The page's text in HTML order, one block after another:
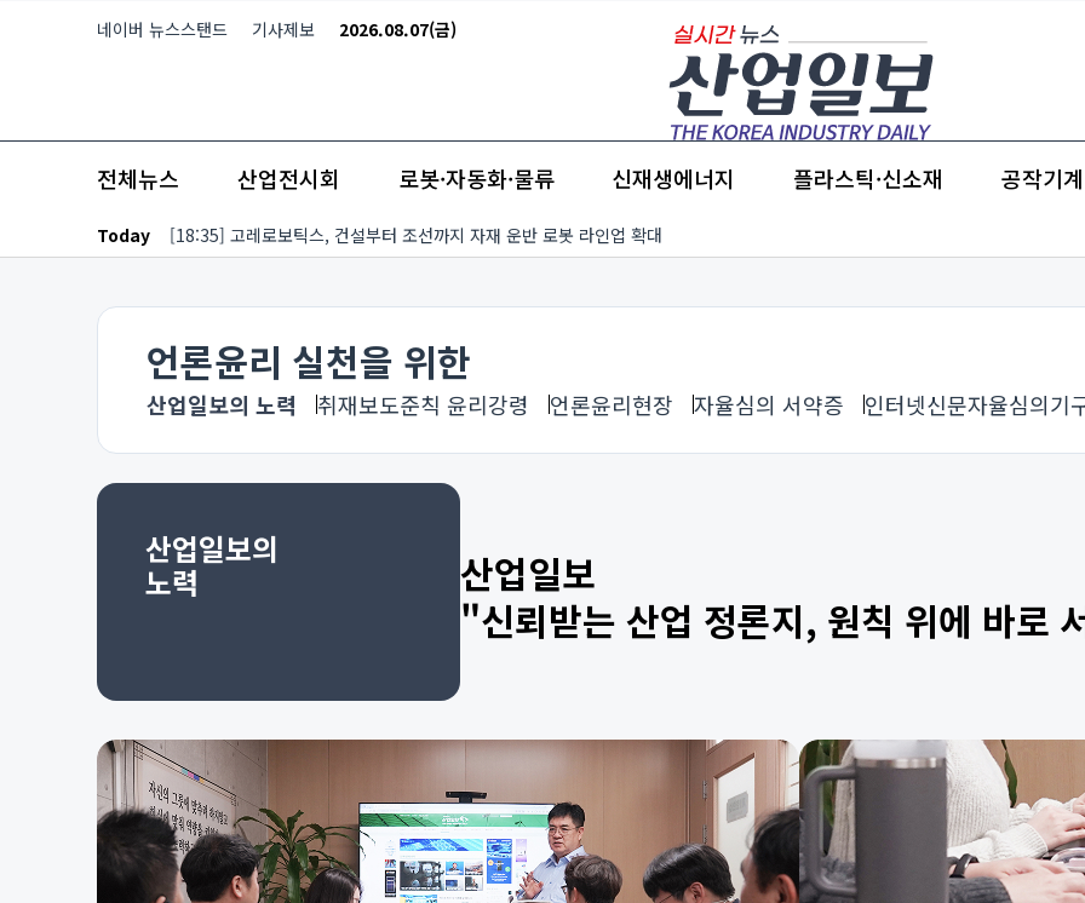
네이버 뉴스스탠드 기사제보 2026.08.07(금)
전체뉴스 산업전시회 로봇·자동화·물류 신재생에너지 플라스틱·신소재 공작기
Today [18:35] 고레로보틱스, 건설부터 조선까지 자재 운반 로봇 라인업 확대
언론윤리 실천을 위한
산업일보의 노력 취재보도준칙 윤리강령 언론윤리현장 자율심의 서약증 인터넷신문자율심의기
산업일보의
노력
산업일보
"신뢰받는 산업 정론지, 원칙 위에 바로